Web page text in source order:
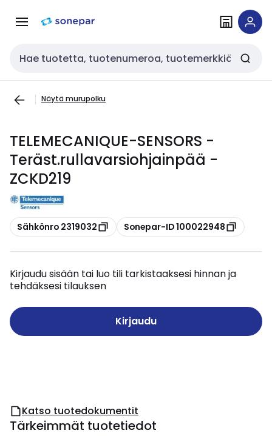
navigointiinsisältöön
Haku
Näytä murupolku
TELEMECANIQUE-SENSORS -
Teräst.rullavarsiohjainpää -
ZCKD219
Kopioi
Sähkönro 2319032 Kopioi
Sonepar-ID 100022948
Kirjaudu sisään tai luo tili tarkistaaksesi hinnan ja
tehdäksesi tilauksen
Kirjaudu
Katso tuotedokumentit
Tärkeimmät tuotetiedot